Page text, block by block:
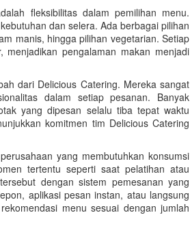
fleksibilitas dalam pemilihan menu.
dan selera. Ada berbagai pilihan
manis, hingga pilihan vegetarian. Setiap
pengalaman makan menjadi
dari Delicious Catering. Mereka sangat
dalam setiap pesanan. Banyak
yang dipesan selalu tiba tepat waktu
komitmen tim Delicious Catering
yang membutuhkan konsumsi
tertentu seperti saat pelatihan atau
dengan sistem pemesanan yang
aplikasi pesan instan, atau langsung
menu sesuai dengan jumlah